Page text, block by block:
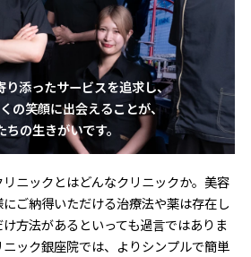
り添ったサービスを追求し、
の笑顔に出会えることが、
ちの生きがいです。
ニックとはどんなクリニックか。美容
ご納得いただける治療法や薬は存在し
方法があるといっても過言ではありま
ック銀座院では、よりシンプルで簡単